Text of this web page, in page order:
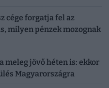
cége forgatja fel az
milyen pénzek mozognak
meleg jövő héten is: ekkor
Magyarországra